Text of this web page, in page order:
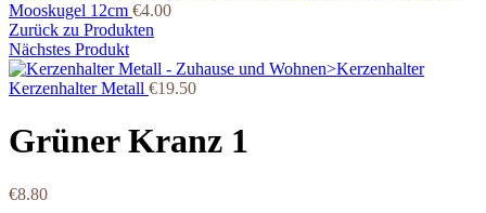
Mooskugel 12cm €4.00
Zurück zu Produkten
Nächstes Produkt
Kerzenhalter Metall €19.50
Grüner Kranz 1
€8.80